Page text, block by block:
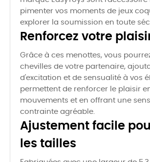
pimenter vos moments de jeux
explorer la soumission en toute
Renforcez votre
Grâce à ces menottes, vous
chevilles de votre partenaire,
d'excitation et de sensualité à vos
permettent de renforcer le plaisir
mouvements et en offrant une
contrainte agréable.
Ajustement facile
les tailles